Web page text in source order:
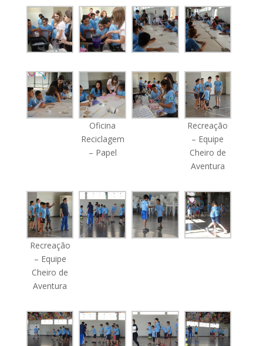
Oficina
Reciclagem
– Papel
Recreação
– Equipe
Cheiro de
Aventura
Recreação
– Equipe
Cheiro de
Aventura